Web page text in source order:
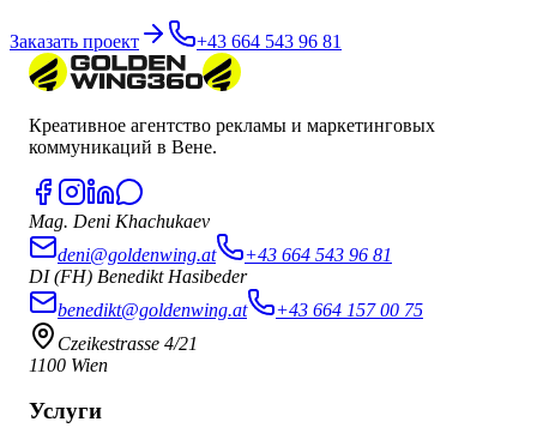
Заказать проект +43 664 543 96 81
Креативное агентство рекламы и маркетинговых
коммуникаций в Вене.
Mag. Deni Khachukaev
deni@goldenwing.at
+43 664 543 96 81
DI (FH) Benedikt Hasibeder
benedikt@goldenwing.at
+43 664 157 00 75
Czeikestrasse 4/21
1100 Wien
Услуги